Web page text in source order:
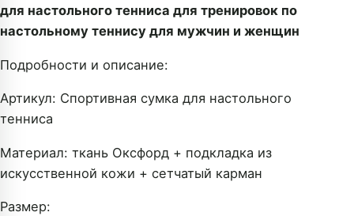
для настольного тенниса для тренировок по
настольному теннису для мужчин и женщин
Подробности и описание:
Артикул: Спортивная сумка для настольного
тенниса
Материал: ткань Оксфорд + подкладка из
искусственной кожи + сетчатый карман
Размер: